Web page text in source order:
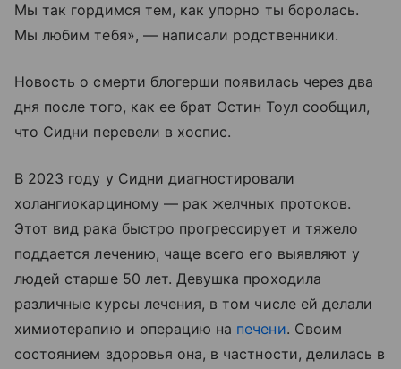
Мы так гордимся тем, как упорно ты боролась.
Мы любим тебя», — написали родственники.
Новость о смерти блогерши появилась через два
дня после того, как ее брат Остин Тоул сообщил,
что Сидни перевели в хоспис.
В 2023 году у Сидни диагностировали
холангиокарциному — рак желчных протоков.
Этот вид рака быстро прогрессирует и тяжело
поддается лечению, чаще всего его выявляют у
людей старше 50 лет. Девушка проходила
различные курсы лечения, в том числе ей делали
химиотерапию и операцию на печени. Своим
состоянием здоровья она, в частности, делилась в